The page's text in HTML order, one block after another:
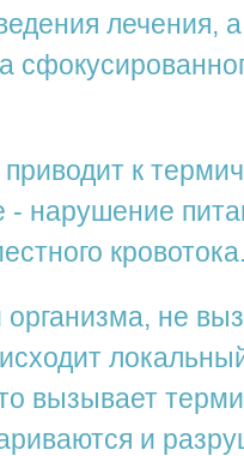
лечения,
к
- нарушение
кровотока.
организма, не
вызывает
и